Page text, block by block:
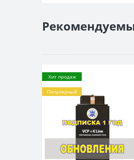
Хит продаж
Популярный